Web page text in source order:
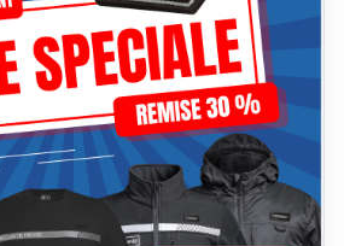
: facile à entretenir.